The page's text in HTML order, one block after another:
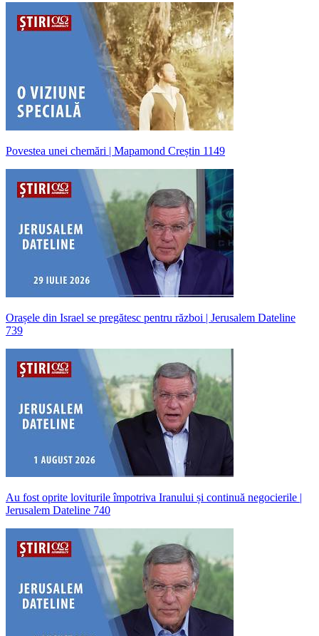
Povestea unei chemări | Mapamond Creștin 1149
Orașele din Israel se pregătesc pentru război | Jerusalem Dateline
739
Au fost oprite loviturile împotriva Iranului și continuă negocierile |
Jerusalem Dateline 740